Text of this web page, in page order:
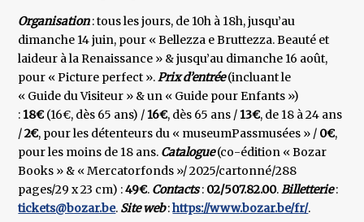
Organisation: tous les jours, de 10h à 18h, jusqu’au
dimanche 14 juin, pour « Bellezza e Bruttezza. Beauté et
laideur à la Renaissance » & jusqu’au dimanche 16 août,
pour « Picture perfect ».Prix d’entrée(incluant le
« Guide du Visiteur » & un « Guide pour Enfants »)
:18€ (16€, dès 65 ans) /16€, dès 65 ans /13€, de 18 à 24 ans
/2€, pour les détenteurs du « museumPassmusées » / 0€,
pour les moins de 18 ans. Catalogue(co-édition « Bozar
Books » & « Mercatorfonds »/ 2025/cartonné/288
pages/29 x 23 cm) :49€. Contacts: 02/507.82.00.Billetterie:
tickets@bozar.be. Site web:https://www.bozar.be/fr/.